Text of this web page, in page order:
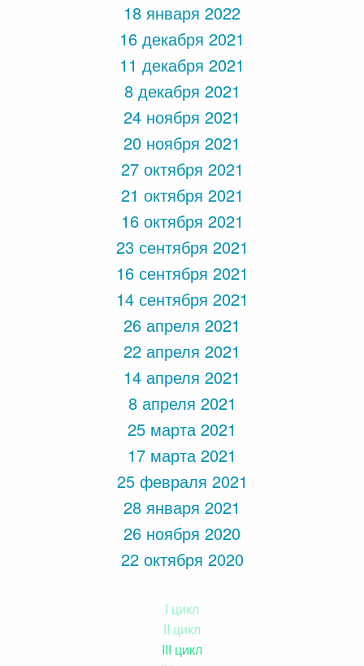
18 января 2022
16 декабря 2021
11 декабря 2021
8 декабря 2021
24 ноября 2021
20 ноября 2021
27 октября 2021
21 октября 2021
16 октября 2021
23 сентября 2021
16 сентября 2021
14 сентября 2021
26 апреля 2021
22 апреля 2021
14 апреля 2021
8 апреля 2021
25 марта 2021
17 марта 2021
25 февраля 2021
28 января 2021
26 ноября 2020
22 октября 2020
I цикл
II цикл
III цикл